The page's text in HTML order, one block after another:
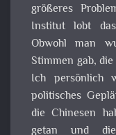
größeres
Institut lobt
Obwohl man
Stimmen gab,
Ich persönlich
politisches
die Chinesen
getan und